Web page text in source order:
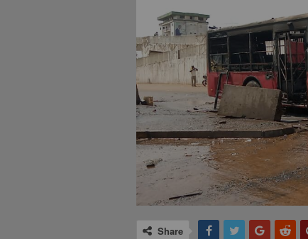
Share